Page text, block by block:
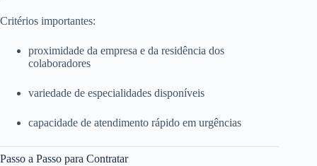
Critérios importantes:
proximidade da empresa e da residência dos
colaboradores
variedade de especialidades disponíveis
capacidade de atendimento rápido em urgências
Passo a Passo para Contratar